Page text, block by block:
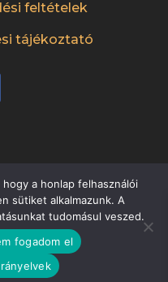
feltételek
tájékoztató
a honlap felhasználói
sütiket alkalmazunk. A
tudomásul veszed.
fogadom el